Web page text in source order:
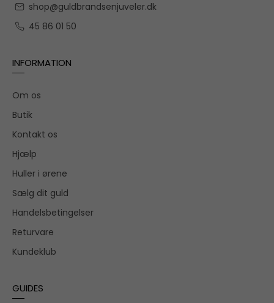
shop@guldbrandsenjuveler.dk
45 86 01 50
INFORMATION
Om os
Butik
Kontakt os
Hjælp
Huller i ørene
Sælg dit guld
Handelsbetingelser
Returvare
Kundeklub
GUIDES